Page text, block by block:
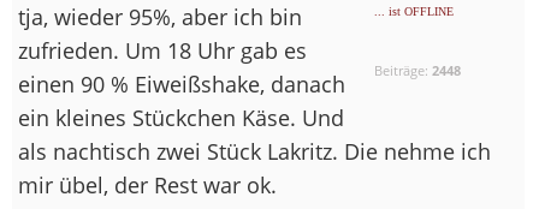
... ist OFFLINE
Beiträge: 2448
tja, wieder 95%, aber ich bin
zufrieden. Um 18 Uhr gab es
einen 90 % Eiweißshake, danach
ein kleines Stückchen Käse. Und
als nachtisch zwei Stück Lakritz. Die nehme ich
mir übel, der Rest war ok.